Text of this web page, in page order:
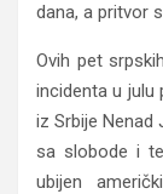
dana, a pritvor
Ovih pet
incidenta u julu
iz Srbije Nenad
sa slobode i
ubijen